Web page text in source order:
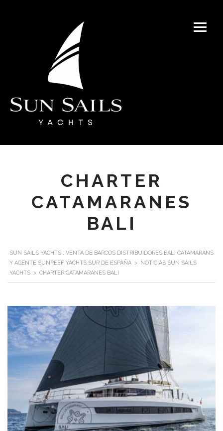
CHARTER
CATAMARANES
BALI
SUN SAILS YACHTS : VENTA DE BARCOS DISTRIBUIDORES BALI CATAMARANS
Y AGENTE SUNREEF YACHTS SUR DE ESPAÑA >
NOTICIAS SUN SAILS
YACHTS > CHARTER CATAMARANES BALI